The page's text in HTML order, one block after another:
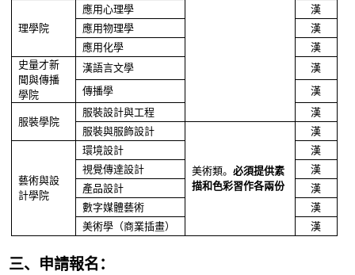
理學院
應用心理學
漢
應用物理學
漢
應用化學
漢
史量才新
聞與傳播
學院
漢語言文學
漢
傳播學
漢
服裝學院
服裝設計與工程
漢
服裝與服飾設計
美術類。 必須提供素
描和色彩習作各兩份
漢
藝術與設
計學院
環境設計
漢
視覺傳達設計
漢
產品設計
漢
數字媒體藝術
漢
美術學（商業插畫）
漢
三、申請報名：